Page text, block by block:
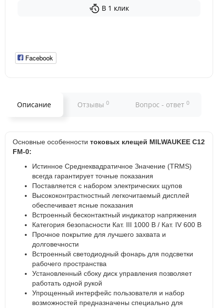
В 1 клик
Facebook
Описание Отзывы 0 Вопрос - ответ 0
Основные особенности токовых клещей MILWAUKEE C12
FM-0:
Истинное Cреднеквадратичное Значение (TRMS)
всегда гарантирует точные показания
Поставляется с набором электрических щупов
Высококонтрастностный легкочитаемый дисплей
обеспечивает ясные показания
Встроенный бесконтактный индикатор напряжения
Категория безопасности Кат. III 1000 В / Кат. IV 600 В
Прочное покрытие для лучшего захвата и
долговечности
Встроенный светодиодный фонарь для подсветки
рабочего пространства
Установленный сбоку диск управления позволяет
работать одной рукой
Упрощенный интерфейс пользователя и набор
возможностей предназначены специально для